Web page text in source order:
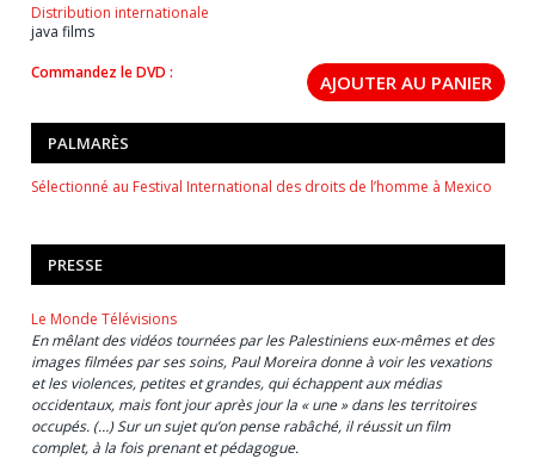
Distribution internationale
java films
Commandez le DVD :
PALMARÈS
Sélectionné au Festival International des droits de l’homme à Mexico
PRESSE
Le Monde Télévisions
En mêlant des vidéos tournées par les Palestiniens eux-mêmes et des
images filmées par ses soins, Paul Moreira donne à voir les vexations
et les violences, petites et grandes, qui échappent aux médias
occidentaux, mais font jour après jour la « une » dans les territoires
occupés. (…) Sur un sujet qu’on pense rabâché, il réussit un film
complet, à la fois prenant et pédagogue.